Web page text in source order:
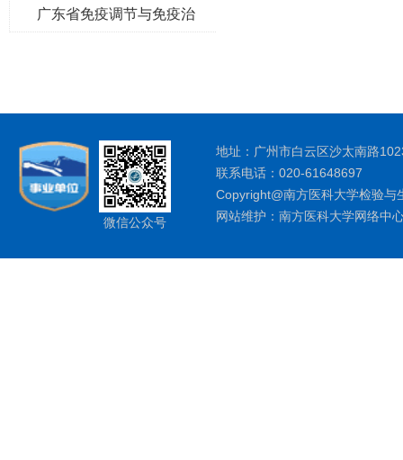
广东省免疫调节与免疫治
微信公众号
地址：广州市白云区沙太南路
联系电话：020-61648697
Copyright@南方医科大学检验
网站维护：南方医科大学网络中